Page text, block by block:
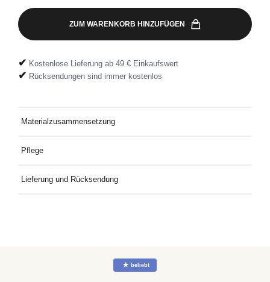
ZUM WARENKORB HINZUFÜGEN
✔ Kostenlose Lieferung ab 49 € Einkaufswert
✔ Rücksendungen sind immer kostenlos
Materialzusammensetzung
Pflege
Wäschetrockner trocknen, bei mittlerer Temperatur bügeln, nicht
Lieferung und Rücksendung
☆ beliebt